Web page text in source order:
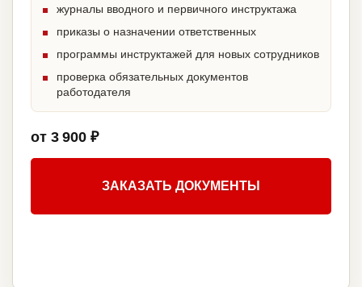
журналы вводного и первичного инструктажа
приказы о назначении ответственных
программы инструктажей для новых сотрудников
проверка обязательных документов
работодателя
от 3 900 ₽
ЗАКАЗАТЬ ДОКУМЕНТЫ